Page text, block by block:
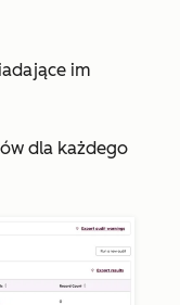
im
dla każdego